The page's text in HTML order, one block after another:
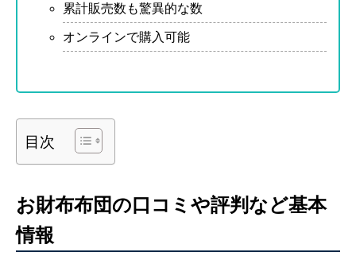
累計販売数も驚異的な数
オンラインで購入可能
目次
お財布布団の口コミや評判など基本
情報